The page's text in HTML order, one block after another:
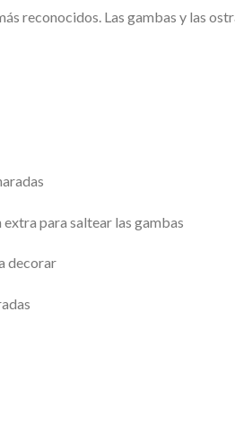
reconocidos. Las gambas y las
para saltear las gambas
decorar